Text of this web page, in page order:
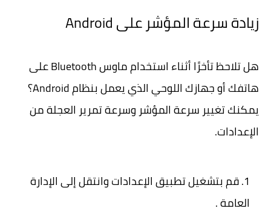
زيادة سرعة المؤشر على Android
هل تلاحظ تأخرًا أثناء استخدام ماوس Bluetooth على
هاتفك أو جهازك اللوحي الذي يعمل بنظام Android؟
يمكنك تغيير سرعة المؤشر وسرعة تمرير العجلة من
الإعدادات.
قم بتشغيل تطبيق الإعدادات وانتقل إلى الإدارة
العامة .